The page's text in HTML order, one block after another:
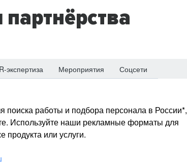
экспертиза Мероприятия Соцсети
работы и подбора персонала в России*,
Используйте наши рекламные форматы для
или услуги.